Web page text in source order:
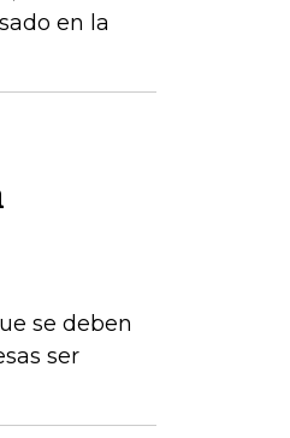
en la
se deben
ser